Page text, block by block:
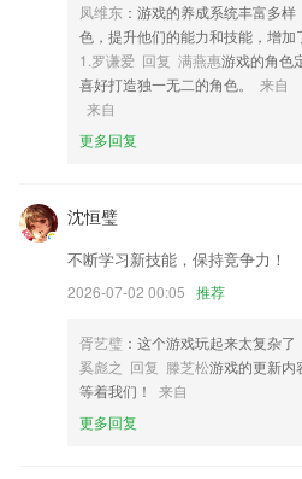
6,一目了然的店铺信息内容，店铺基础
产品剩余使用次数内容；
天天好彩9944下载软件优势
2.留学指南，详细的留学指南信息可以
程信息
3.能提供在线寻医问药的服务，在这里
4.流程简化，提升沟通协同效率，让工作
5.★单句、段落复读，语速灵活控制，
6.多次朗读同一篇或同样难度文章得分要
凤维东 ：游戏的养成系统丰富多
色，提升他们的能力和技能，增加
1.罗谦爱 回复 满燕惠游戏的角色
喜好打造独一无二的角色。
来自
来自
更多回复
沈恒璧
不断学习新技能，保持竞争力！
2026-07-02 00:05 推荐
胥艺璧 ：这个游戏玩起来太复杂了
奚彪之 回复 滕芝松游戏的更新内
等着我们！
来自
更多回复